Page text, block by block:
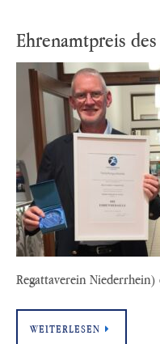
Ehrenamtpreis
Regattaverein
WEITERLESEN